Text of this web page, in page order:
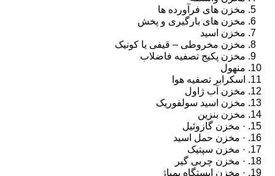
مخزن های فرآورده ها
مخزن های بارگیری و پخش
مخزن اسید
مخزن مخروطی – قیفی یا کونیک
مخزن پکیج تصفیه فاضلاب
منهول
اسکرابر تصفیه هوا
مخزن آب ژاول
مخزن اسید سولفوریک
مخزن بنزین
· مخزن گازوئیل
· مخزن حمل اسید
· مخزن سپتیک
· مخزن چربی گیر
· مخزن ایستگاه پمپاژ